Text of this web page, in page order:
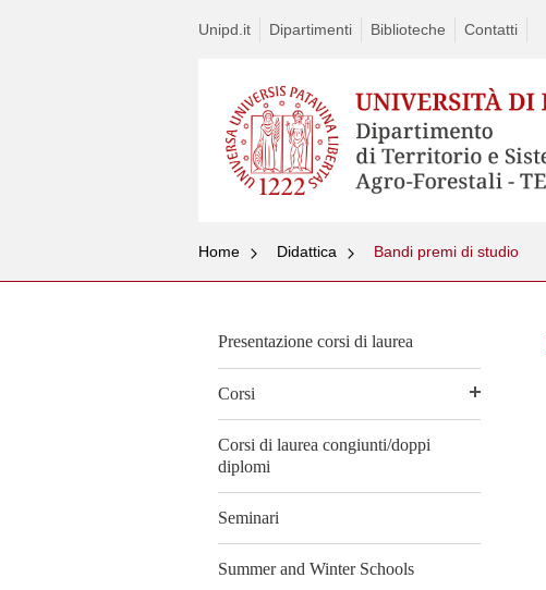
Unipd.it Dipartimenti Biblioteche Contatti
Home Didattica Bandi premi di studio
Presentazione corsi di laurea
Corsi
Corsi di laurea congiunti/doppi
diplomi
Seminari
Summer and Winter Schools